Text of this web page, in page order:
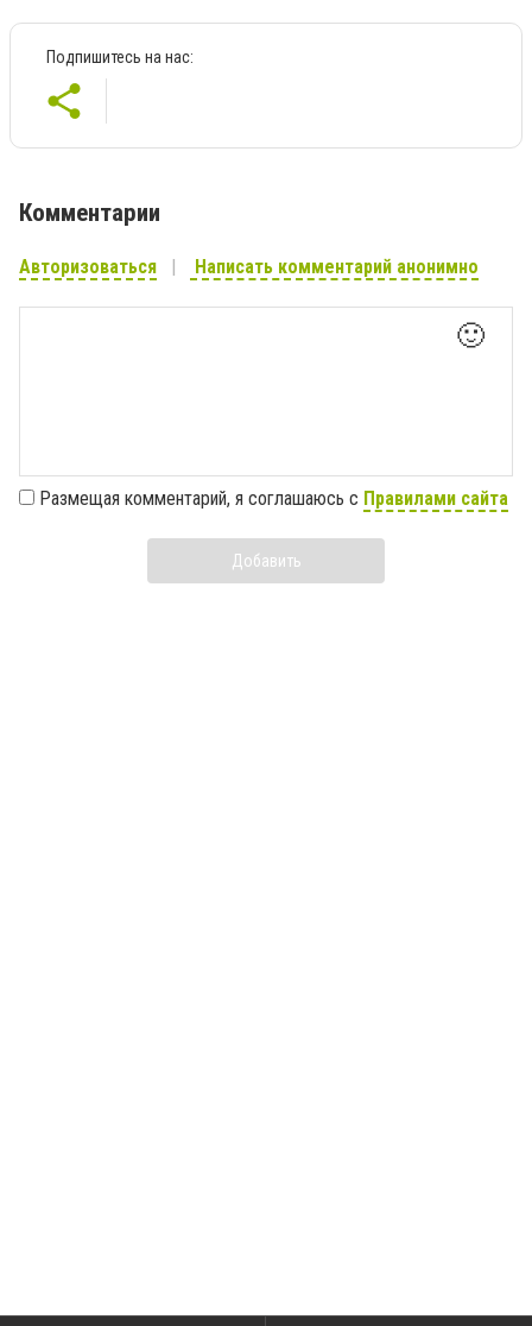
Подпишитесь на нас:
Комментарии
Авторизоваться Написать комментарий анонимно
🙂
Размещая комментарий, я соглашаюсь с Правилами сайта
Добавить